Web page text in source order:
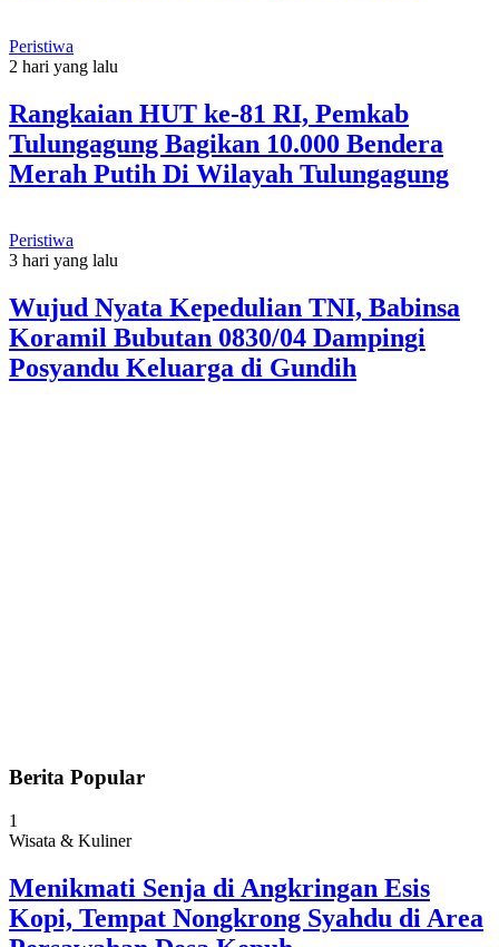
Peristiwa
2 hari yang lalu
Rangkaian HUT ke-81 RI, Pemkab
Tulungagung Bagikan 10.000 Bendera
Merah Putih Di Wilayah Tulungagung
Peristiwa
3 hari yang lalu
Wujud Nyata Kepedulian TNI, Babinsa
Koramil Bubutan 0830/04 Dampingi
Posyandu Keluarga di Gundih
Berita Popular
1
Wisata & Kuliner
Menikmati Senja di Angkringan Esis
Kopi, Tempat Nongkrong Syahdu di Area